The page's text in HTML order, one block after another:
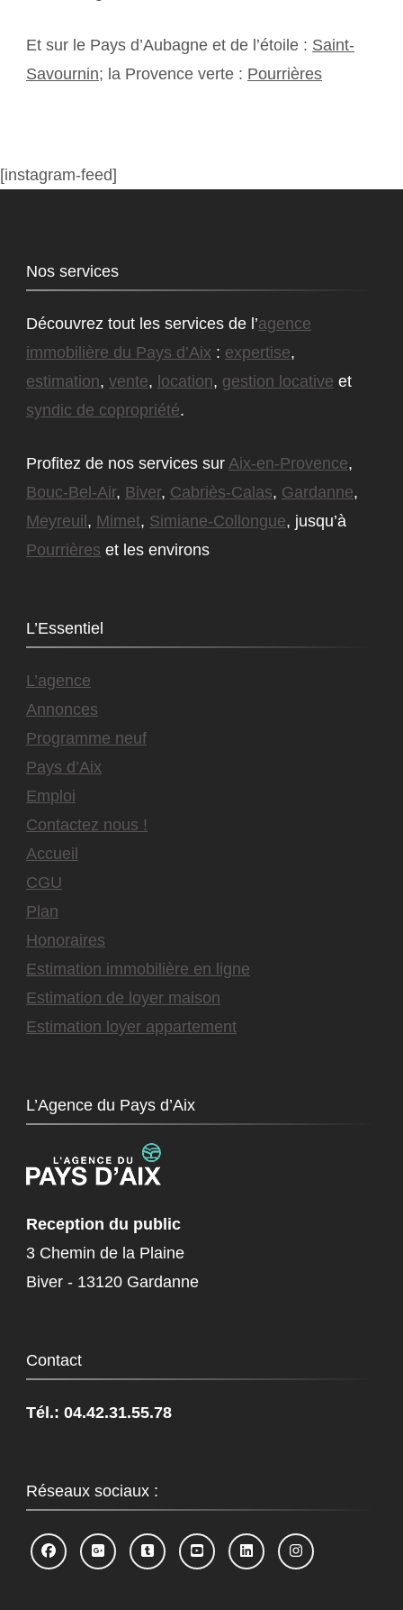
Et sur le Pays d’Aubagne et de l’étoile : Saint-
Savournin; la Provence verte : Pourrières
[instagram-feed]
Nos services
Découvrez tout les services de l’agence
immobilière du Pays d’Aix : expertise,
estimation, vente, location, gestion locative et
syndic de copropriété.
Profitez de nos services sur Aix-en-Provence,
Bouc-Bel-Air, Biver, Cabriès-Calas, Gardanne,
Meyreuil , Mimet, Simiane-Collongue, jusqu’à
Pourrières et les environs
L’Essentiel
L’agence
Annonces
Programme neuf
Pays d’Aix
Emploi
Contactez nous !
Accueil
CGU
Plan
Honoraires
Estimation immobilière en ligne
Estimation de loyer maison
Estimation loyer appartement
L’Agence du Pays d’Aix
Reception du public
3 Chemin de la Plaine
Biver - 13120 Gardanne
Contact
Tél.: 04.42.31.55.78
Réseaux sociaux :